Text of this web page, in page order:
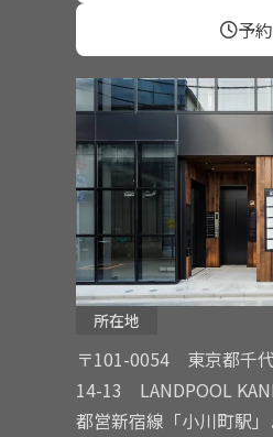
予約
所在地
〒101-0054 東京都千
14-13 LANDPOOL
都営新宿線「小川町駅